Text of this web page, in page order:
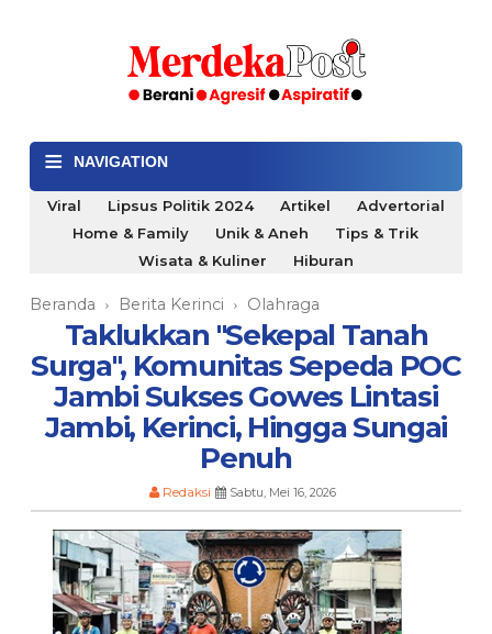
≡ NAVIGATION
Viral Lipsus Politik 2024 Artikel
Advertorial
Home & Family
Unik & Aneh
Tips & Trik
Wisata & Kuliner
Hiburan
Beranda › Berita Kerinci › Olahraga
Taklukkan "Sekepal Tanah
Surga", Komunitas Sepeda POC
Jambi Sukses Gowes Lintasi
Jambi, Kerinci, Hingga Sungai
Penuh
Redaksi Sabtu, Mei 16, 2026